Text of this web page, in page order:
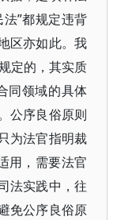
”都规定违背
区亦如此。我
定的，其实质
同领域的具体
公序良俗原则
为法官指明裁
用，需要法官
法实践中，往
免公序良俗原